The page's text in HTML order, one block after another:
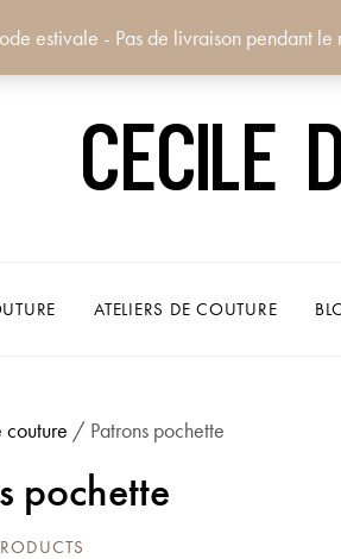
Cecile
ATELIERS DE COUTURE
couture / Patrons pochette
pochette
estivale - Pas de livraison pendant